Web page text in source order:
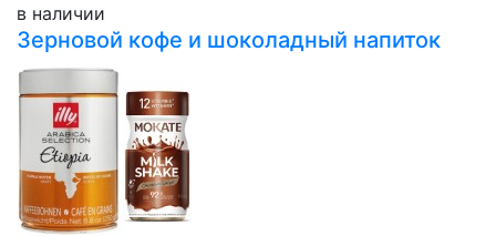
в наличии
Зерновой кофе и шоколадный напиток